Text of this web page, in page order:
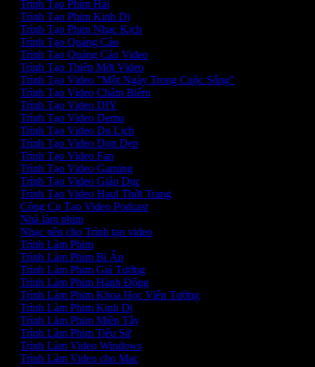
Trình Tạo Phim Hài
Trình Tạo Phim Kinh Dị
Trình Tạo Phim Nhạc Kịch
Trình Tạo Quảng Cáo
Trình Tạo Quảng Cáo Video
Trình Tạo Thiệp Mời Video
Trình Tạo Video "Một Ngày Trong Cuộc Sống"
Trình Tạo Video Châm Biếm
Trình Tạo Video DIY
Trình Tạo Video Demo
Trình Tạo Video Du Lịch
Trình Tạo Video Dọn Dẹp
Trình Tạo Video Fan
Trình Tạo Video Gaming
Trình Tạo Video Giáo Dục
Trình Tạo Video Haul Thời Trang
Công Cụ Tạo Video Podcast
Nhà làm phim
Nhạc nền cho Trình tạo video
Trình Làm Phim
Trình Làm Phim Bí Ẩn
Trình Làm Phim Giả Tưởng
Trình Làm Phim Hành Động
Trình Làm Phim Khoa Học Viễn Tưởng
Trình Làm Phim Kinh Dị
Trình Làm Phim Miền Tây
Trình Làm Phim Tiểu Sử
Trình Làm Video Windows
Trình Làm Video cho Mac